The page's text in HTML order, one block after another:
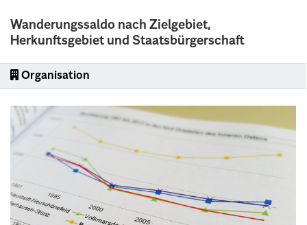
Wanderungssaldo nach Zielgebiet,
Herkunftsgebiet und Staatsbürgerschaft
Organisation